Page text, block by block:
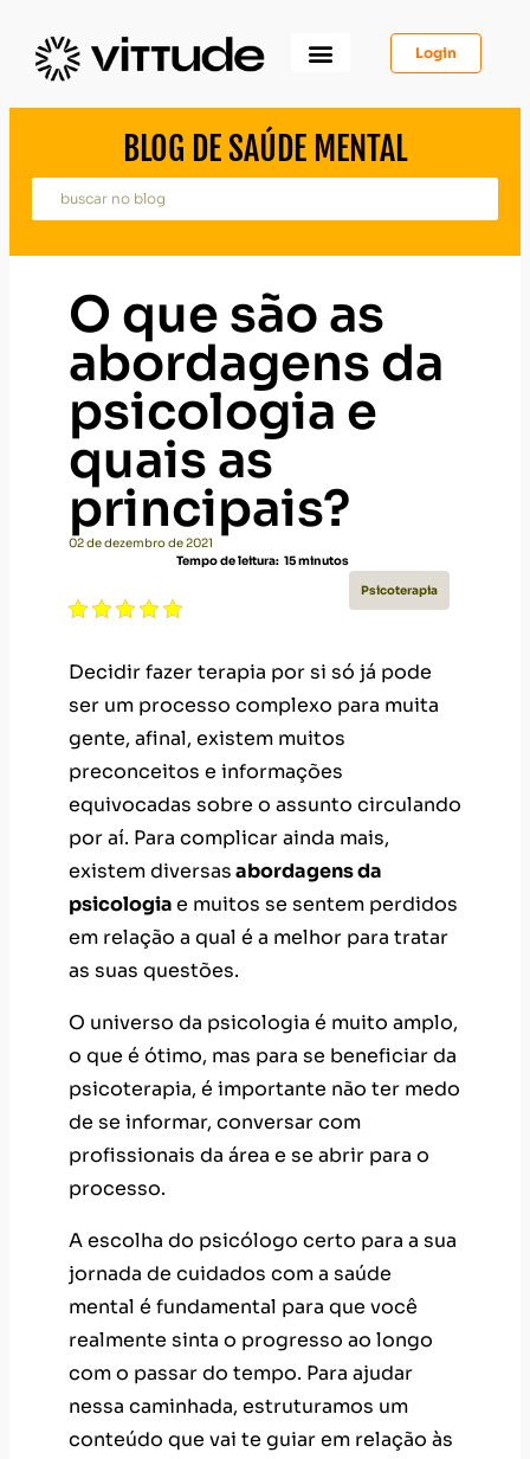
Login
BLOG DE SAÚDE MENTAL
O que são as
abordagens da
psicologia e
quais as
principais?
02 de dezembro de 2021
Tempo de leitura: 15minutos
Psicoterapia
Decidir fazer terapia por si só já pode
ser um processo complexo para muita
gente, afinal, existem muitos
preconceitos e informações
equivocadas sobre o assunto circulando
por aí. Para complicar ainda mais,
existem diversasabordagens da
psicologiae muitos se sentem perdidos
em relação a qual é a melhor para tratar
as suas questões.
O universo da psicologia é muito amplo,
o que é ótimo, mas para se beneficiar da
psicoterapia, é importante não ter medo
de se informar, conversar com
profissionais da área e se abrir para o
processo.
A escolha do psicólogo certo para a sua
jornada de cuidados com a saúde
mental é fundamental para que você
realmente sinta o progresso ao longo
com o passar do tempo. Para ajudar
nessa caminhada, estruturamos um
conteúdo que vai te guiar em relação às